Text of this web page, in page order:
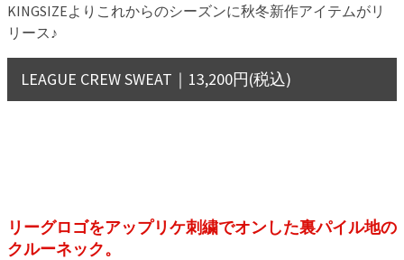
KINGSIZEよりこれからのシーズンに秋冬新作アイテムがリ
リース♪
LEAGUE CREW SWEAT｜13,200円(税込)
リーグロゴをアップリケ刺繍でオンした裏パイル地の
クルーネック。